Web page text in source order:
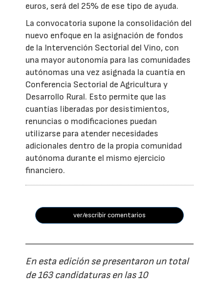
euros, será del 25% de ese tipo de ayuda.
La convocatoria supone la consolidación del
nuevo enfoque en la asignación de fondos
de la Intervención Sectorial del Vino, con
una mayor autonomía para las comunidades
autónomas una vez asignada la cuantía en
Conferencia Sectorial de Agricultura y
Desarrollo Rural. Esto permite que las
cuantías liberadas por desistimientos,
renuncias o modificaciones puedan
utilizarse para atender necesidades
adicionales dentro de la propia comunidad
autónoma durante el mismo ejercicio
financiero.
ver/escribir comentarios
En esta edición se presentaron un total
de 163 candidaturas en las 10